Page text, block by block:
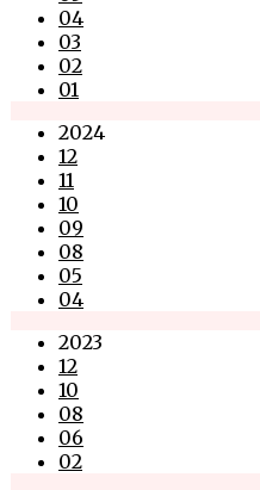
04
03
02
01
2024
12
11
10
09
08
05
04
2023
12
10
08
06
02